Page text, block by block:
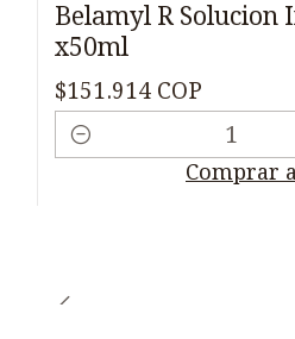
Belamyl R Solucion
x50ml
$151.914 COP
Cantidad
Comprar